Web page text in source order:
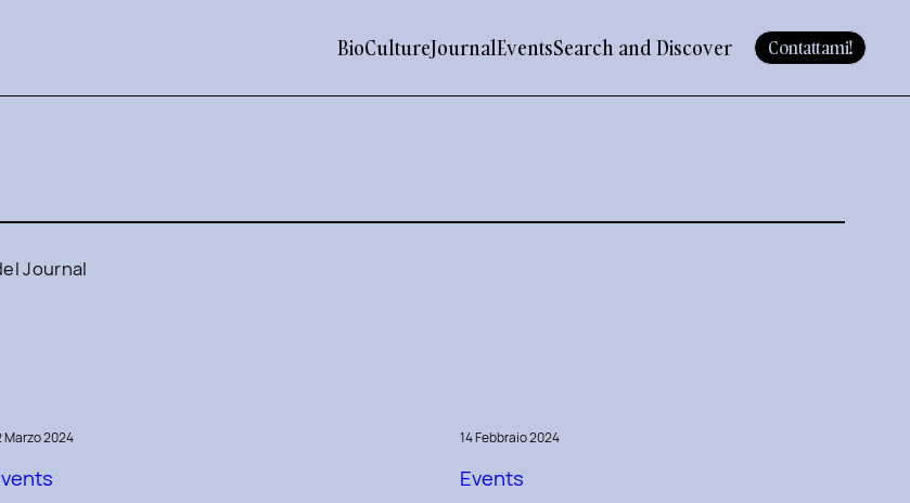
BioCultureJournalEventsSearch and Discover Contattami!
Journal
Marzo 2024 14 Febbraio 2024
Events